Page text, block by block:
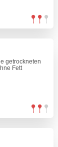
getrockneten
Fett